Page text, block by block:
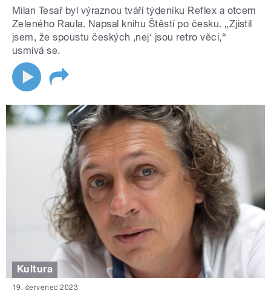
Milan Tesař byl výraznou tváří týdeníku Reflex a otcem
Zeleného Raula. Napsal knihu Štěstí po česku. „Zjistil
jsem, že spoustu českých ‚nej‘ jsou retro věci,“
usmívá se.
Kultura
19. červenec 2023